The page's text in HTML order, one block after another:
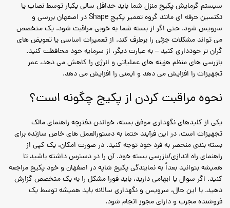
سیستم گرمایش پکیج منزل شما باید حداقل سالی یکبار توسط نصاب یا
تکنسین حرفه ای مانند گروه تعمیر پکیج Shape در اصفهان بررسی و
سرویس شود. حتی اگر از بسته شما به خوبی مراقبت شود. یک متخصص
می تواند مشکلات جزئی را برطرف کند. از تعمیرات اساسی یا تعویض های
گران تر خودداری کنید – به عبارت دیگر، از سرمایه خود محافظت کنید.
بازرسی های منظم هزینه های عملیاتی و انرژی را کاهش می دهد، عمر
تجهیزات را افزایش می دهد و ایمنی را افزایش می دهد.
نحوه مراقبت کردن از پکیج چگونه است؟
یکی از کلیدهای نگهداری موفق بسته، خواندن دفترچه راهنمای مالک
تجهیزات است. در این فرآیند حتما به دستورالعمل های خاص سازنده برای
بسته بندی منحصر به فرد خود توجه کنید. در صورت امکان، یک کپی از
راهنمای راه اندازی/بازرسی بسته خود. آن را در دسترس داشته باشید تا
همیشه بتوانید بعداً به نمایندگی پکیج شاپه در اصفهان و خود پکیج مراجعه
کنید. اگر سوال یا ابهامی دارید، باید فورا مشکل را به یک متخصص گزارش
دهید. با این حال، سرویس و نگهداری سالانه باید همیشه توسط یک
فروشنده مجرب و دارای مجوز انجام شود.